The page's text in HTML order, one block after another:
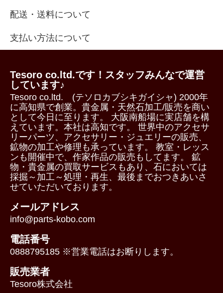
配送・送料について
支払い方法について
Tesoro co.ltd.です！スタッフみんなで運営
しています♪
Tesoro co.ltd. (テソロカブシキガイシャ) 2000年
に高知県で創業。貴金属・天然石加工/販売を商い
として今日に至ります。 大阪南船場に実店舗を構
えています。本社は高知です。 世界中のアクセサ
リーパーツ、アクセサリー・ジュエリーの販売、
鉱物の加工や修理も承っています。 教室・レッス
ンも開催中で、作家作品の販売もしてます。 鉱
物・貴金属の買取サービスもあり、石においては
採掘～加工～処理・再生、最後までおつきあいさ
せていただいております。
メールアドレス
info@parts-kobo.com
電話番号
0888795185 ※営業電話はお断りします。
販売業者
Tesoro株式会社